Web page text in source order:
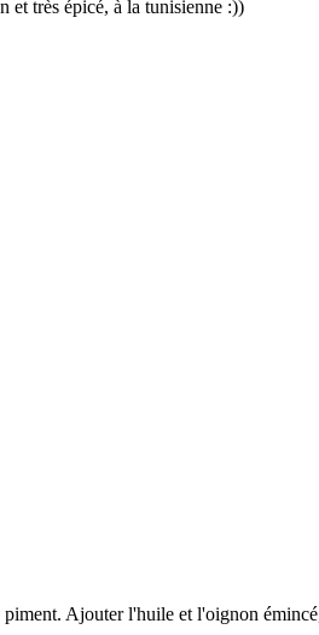
et très épicé, à la tunisienne :))
Ajouter l'huile et l'oignon